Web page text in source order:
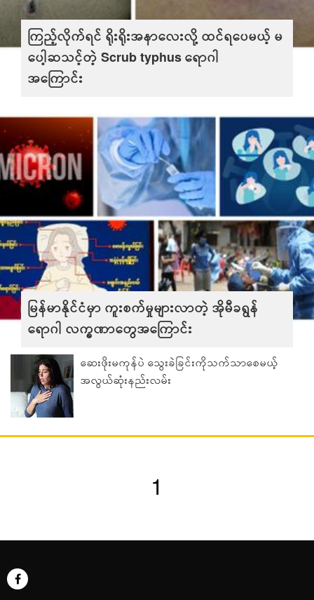
ကြည့်လိုက်ရင် ရိုးရိုးအနာလေးလို့ ထင်ရပေမယ့် မ
ပေါ့ဆသင့်တဲ့ Scrub typhus ရောဂါ
အကြောင်း
မြန်မာနိုင်ငံမှာ ကူးစက်မှုများလာတဲ့ အိုမီခရွန်
ရောဂါ လက္ခဏာတွေအကြောင်း
ဆေးဖိုးမကုန်ပဲ သွေးခဲခြင်းကိုသက်သာစေမယ့်
အလွယ်ဆုံးနည်းလမ်း
1